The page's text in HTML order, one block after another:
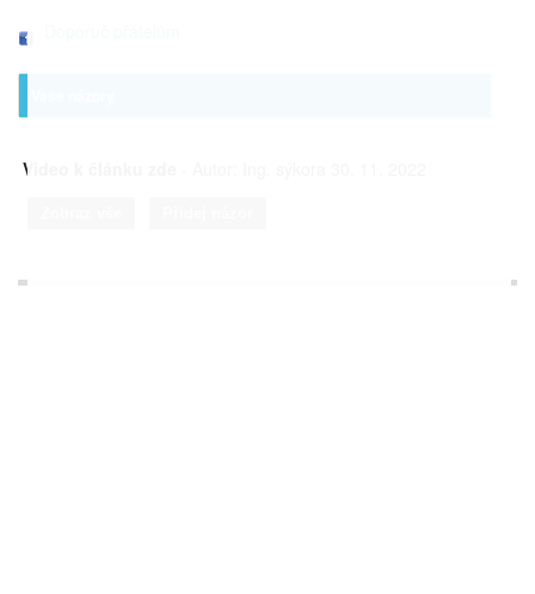
Video k článku zde